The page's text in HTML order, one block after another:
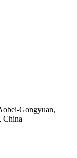
Gongyuan,
China